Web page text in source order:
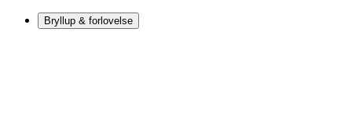
Bryllup & forlovelse